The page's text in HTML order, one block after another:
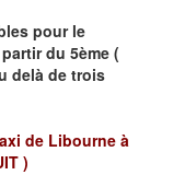
pour le
du 5ème (
delà de trois
de Libourne à
)